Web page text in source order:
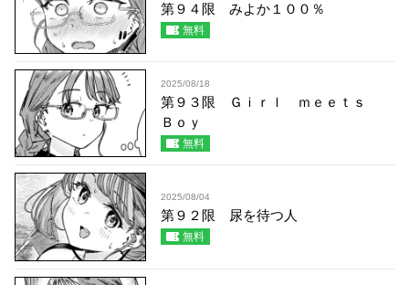
第９４限 みよか１００％
無料
2025/08/18
第９３限 Ｇｉｒｌ ｍｅｅｔｓ
Ｂｏｙ
無料
2025/08/04
第９２限 尿を待つ人
無料